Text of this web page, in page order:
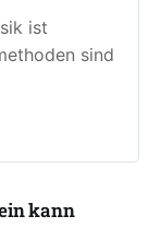
ist
sind
kann